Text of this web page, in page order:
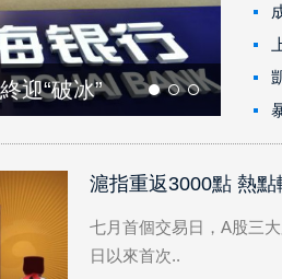
迎“破冰”
市值破科
滬指重返3000點 熱點
七月首個交易日，A股三
日以來首次..